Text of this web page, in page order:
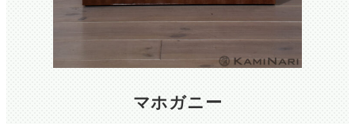
マホガニー